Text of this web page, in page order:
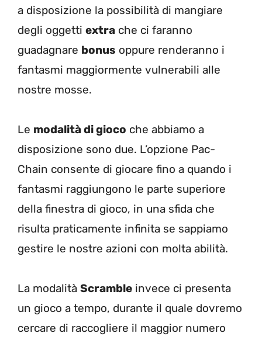
a disposizione la possibilità di mangiare
degli oggetti extra che ci faranno
guadagnare bonus oppure renderanno i
fantasmi maggiormente vulnerabili alle
nostre mosse.
Le modalità di gioco che abbiamo a
disposizione sono due. L’opzione Pac-
Chain consente di giocare fino a quando i
fantasmi raggiungono le parte superiore
della finestra di gioco, in una sfida che
risulta praticamente infinita se sappiamo
gestire le nostre azioni con molta abilità.
La modalità Scramble invece ci presenta
un gioco a tempo, durante il quale dovremo
cercare di raccogliere il maggior numero